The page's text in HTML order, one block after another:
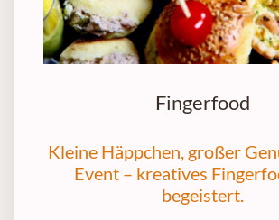
Fingerfood
Kleine Häppchen, großer
Event – kreatives
begeistert.